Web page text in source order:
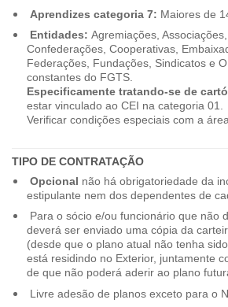
Aprendizes categoria 7: Maiores de
Entidades: Agremiações,
Confederações, Cooperativas,
Federações, Fundações, Sindicatos e
constantes do FGTS.
Especificamente tratando-se de
estar vinculado ao CEI na categoria 01.
Verificar condições especiais com a
TIPO DE CONTRATAÇÃO
Opcional não há obrigatoriedade da
estipulante nem dos dependentes de
Para o sócio e/ou funcionário que não
deverá ser enviado uma cópia da
(desde que o plano atual não tenha
está residindo no Exterior, juntamente
de que não poderá aderir ao plano
Livre adesão de planos exceto para o